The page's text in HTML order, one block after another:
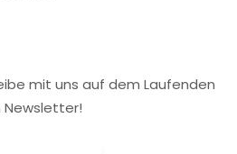
mit uns auf dem Laufenden
Newsletter!